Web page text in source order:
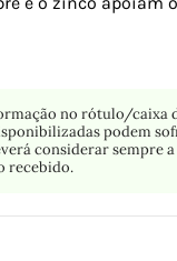
no rótulo/caixa
podem
considerar sempre
recebido.